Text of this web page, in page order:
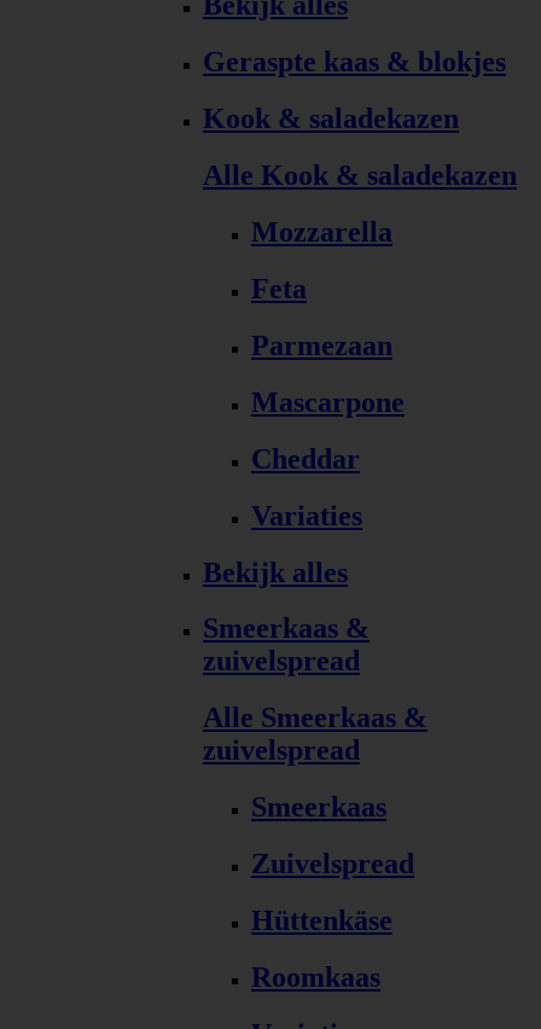
Geraspte kaas & blokjes
Kook & saladekazen
Alle Kook & saladekazen
Mozzarella
Feta
Parmezaan
Mascarpone
Cheddar
Variaties
Bekijk alles
Smeerkaas &
zuivelspread
Alle Smeerkaas &
zuivelspread
Smeerkaas
Zuivelspread
Hüttenkäse
Roomkaas